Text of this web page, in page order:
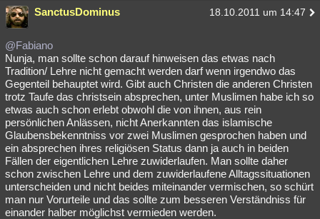
SanctusDominus 18.10.2011 um 14:47
@Fabiano
Nunja, man sollte schon darauf hinweisen das etwas nach
Tradition/ Lehre nicht gemacht werden darf wenn irgendwo das
Gegenteil behauptet wird. Gibt auch Christen die anderen Christen
trotz Taufe das christsein absprechen, unter Muslimen habe ich so
etwas auch schon erlebt obwohl die von ihnen, aus rein
persönlichen Anlässen, nicht Anerkannten das islamische
Glaubensbekenntniss vor zwei Muslimen gesprochen haben und
ein absprechen ihres religiösen Status dann ja auch in beiden
Fällen der eigentlichen Lehre zuwiderlaufen. Man sollte daher
schon zwischen Lehre und dem zuwiderlaufene Alltagssituationen
unterscheiden und nicht beides miteinander vermischen, so schürt
man nur Vorurteile und das sollte zum besseren Verständniss für
einander halber möglichst vermieden werden.